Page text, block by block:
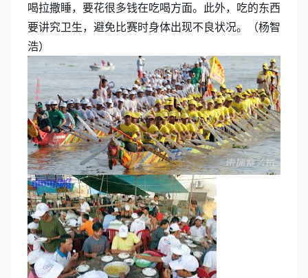
喝拉撒睡，要花很多钱在吃喝方面。此外，吃的东西
要讲究卫生，避免比赛时身体出现不良状况。（杨智
浩）